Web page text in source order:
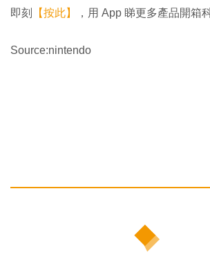
即刻 【按此】 ，用 App 睇更多產品開箱
Source:nintendo